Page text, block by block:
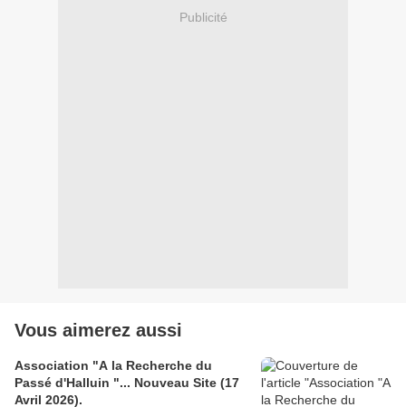
Publicité
Vous aimerez aussi
Association "A la Recherche du
Passé d'Halluin "... Nouveau Site (17
Avril 2026).